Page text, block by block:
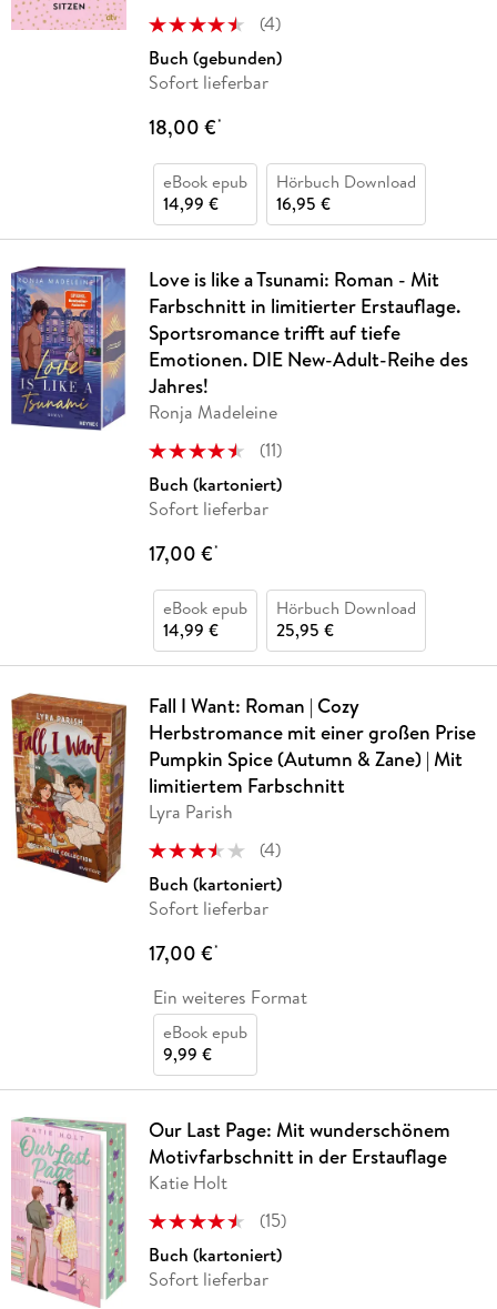
(4)
Buch (gebunden)
Sofort lieferbar
18,00 €*
eBook epub
14,99 €
Hörbuch Download
16,95 €
Love is like a Tsunami: Roman - Mit
Farbschnitt in limitierter Erstauflage.
Sportsromance trifft auf tiefe
Emotionen. DIE New-Adult-Reihe des
Jahres!
Ronja Madeleine
(11)
Buch (kartoniert)
Sofort lieferbar
17,00 €*
eBook epub
14,99 €
Hörbuch Download
25,95 €
Fall I Want: Roman | Cozy
Herbstromance mit einer großen Prise
Pumpkin Spice (Autumn & Zane) | Mit
limitiertem Farbschnitt
Lyra Parish
(4)
Buch (kartoniert)
Sofort lieferbar
17,00 €*
Ein weiteres Format
eBook epub
9,99 €
Our Last Page: Mit wunderschönem
Motivfarbschnitt in der Erstauflage
Katie Holt
(15)
Buch (kartoniert)
Sofort lieferbar